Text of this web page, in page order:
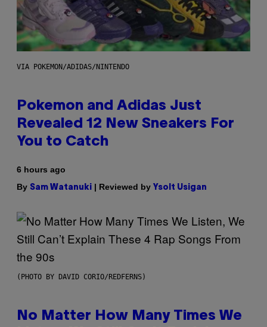
VIA POKEMON/ADIDAS/NINTENDO
Pokemon and Adidas Just
Revealed 12 New Sneakers For
You to Catch
6 hours ago
By Sam Watanuki | Reviewed by Ysolt Usigan
(PHOTO BY DAVID CORIO/REDFERNS)
No Matter How Many Times We